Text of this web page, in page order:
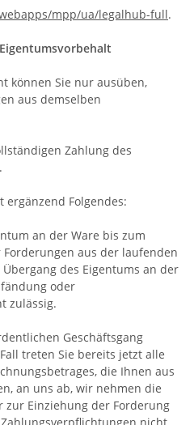
mpp/ua/legalhub-full.
, Eigentumsvorbehalt
können Sie nur ausüben,
aus demselben
Zahlung des
ergänzend Folgendes:
an der Ware bis zum
aus der laufenden
des Eigentums an der
oder
zulässig.
Geschäftsgang
treten Sie bereits jetzt alle
die Ihnen aus
an uns ab, wir nehmen die
Einziehung der Forderung